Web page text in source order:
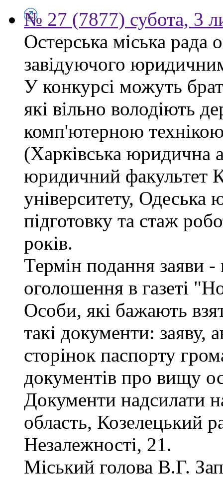
№ 27 (7877) субота, 3
Остерська міська рада
завідуючого
У конкурсі можуть
які вільно володіють
комп'ютерною
(Харківська юридична
юридичний факультет
університету, Одеська
підготовку та стаж
років.
Термін подання заяви -
оголошення в газеті
Особи, які бажають
такі документи: заяву,
сторінок паспорту
документів про вищу
Документи надсилати
область, Козелецький
Незалежності, 21.
Міський голова В.Г.